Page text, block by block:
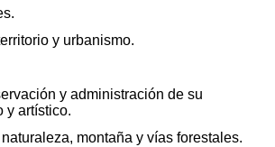
y urbanismo.
y administración de su
y artístico.
montaña y vías forestales.